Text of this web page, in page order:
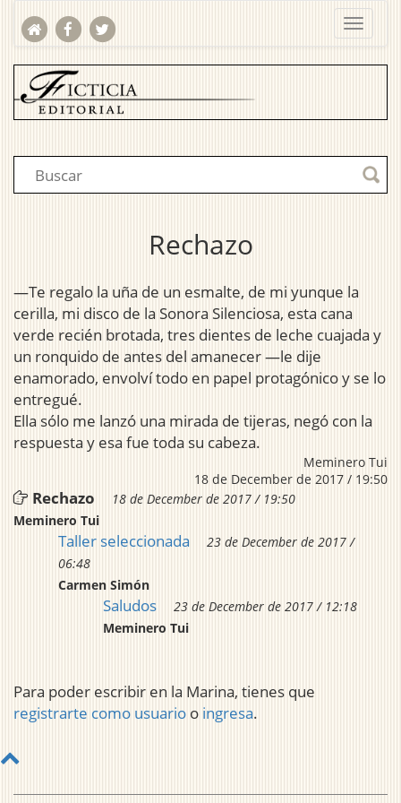
Rechazo
—Te regalo la uña de un esmalte, de mi yunque la
cerilla, mi disco de la Sonora Silenciosa, esta cana
verde recién brotada, tres dientes de leche cuajada y
un ronquido de antes del amanecer —le dije
enamorado, envolví todo en papel protagónico y se lo
entregué.
Ella sólo me lanzó una mirada de tijeras, negó con la
respuesta y esa fue toda su cabeza.
Meminero Tui
18 de December de 2017 / 19:50
Rechazo
18 de December de 2017 / 19:50
Meminero Tui
Taller seleccionada
23 de December de 2017 /
06:48
Carmen Simón
Saludos
23 de December de 2017 / 12:18
Meminero Tui
Para poder escribir en la Marina, tienes que
registrarte como usuario o ingresa.